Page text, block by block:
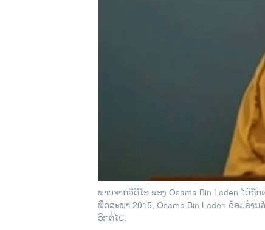
ພາບຈາກວີດີໂອ ຂອງ Osama Bin Laden ໄດ້ຖື
ພຶດສະພາ 2015, Osama Bin Laden ຊ້ອມອ່າ
ອີກຕໍ່ໄປ.